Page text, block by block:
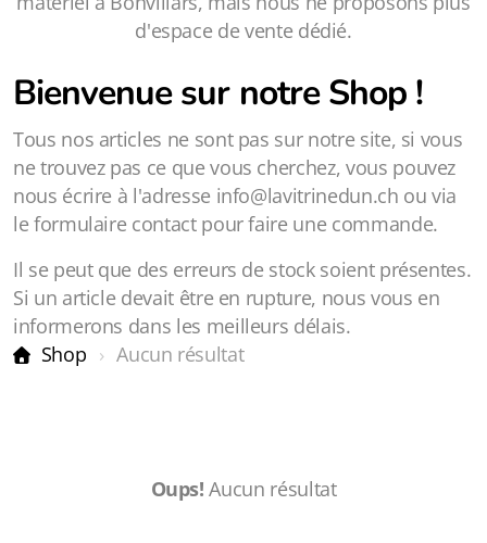
d'espace de vente dédié.
Bienvenue sur notre Shop !
Tous nos articles ne sont pas sur notre site, si vous
ne trouvez pas ce que vous cherchez, vous pouvez
nous écrire à l'adresse info@lavitrinedun.ch ou via
le formulaire contact pour faire une commande.
Il se peut que des erreurs de stock soient présentes.
Si un article devait être en rupture, nous vous en
informerons dans les meilleurs délais.
Shop
Aucun résultat
Oups! Aucun résultat